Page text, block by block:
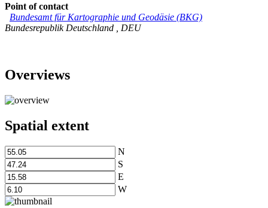
Point of contact
Bundesamt für Kartographie und Geodäsie (BKG)
Bundesrepublik Deutschland
DEU
Overviews
Spatial extent
N
S
E
W